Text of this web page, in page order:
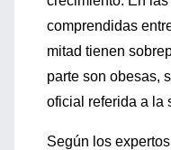
comprendidas
mitad tienen
parte son obesas,
oficial referida a la
Según los